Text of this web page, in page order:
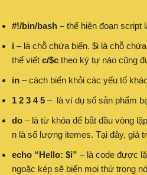
#!/bin/bash – thể hiện đoạn script
i – là chỗ chứa biến. $i là chỗ
thể viết c/$c theo ký tự nào cũng
in – cách biến khỏi các yếu tố khác
1 2 3 4 5 – là ví dụ số sản phẩm
do – là từ khóa để bắt đầu vòng
n là số lượng itemes. Tại đây, giá
echo “Hello: $i” – là code được
ngoặc kép sẽ biến mọi thứ trong